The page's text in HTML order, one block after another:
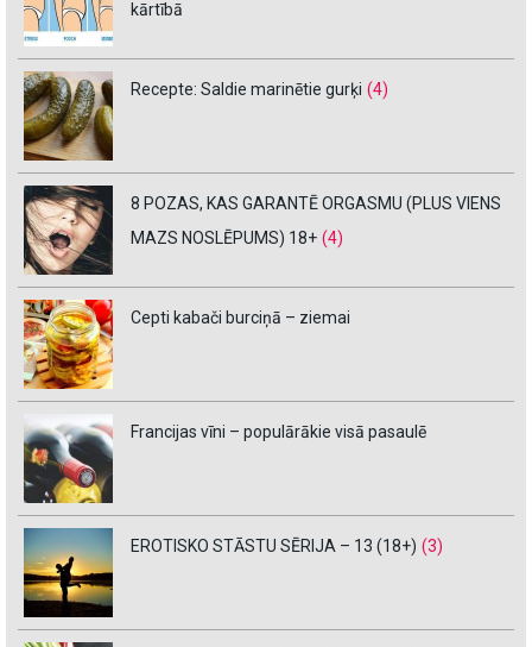
kārtībā
Recepte: Saldie marinētie gurķi (4)
8 POZAS, KAS GARANTĒ ORGASMU (PLUS VIENS
MAZS NOSLĒPUMS) 18+ (4)
Cepti kabači burciņā – ziemai
Francijas vīni – populārākie visā pasaulē
EROTISKO STĀSTU SĒRIJA – 13 (18+) (3)